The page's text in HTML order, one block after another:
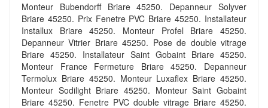
Monteur Bubendorff Briare 45250. Depanneur Solyver
Briare 45250. Prix Fenetre PVC Briare 45250. Installateur
Installux Briare 45250. Monteur Profel Briare 45250.
Depanneur Vitrier Briare 45250. Pose de double vitrage
Briare 45250. Installateur Saint Gobaint Briare 45250.
Monteur France Fermeture Briare 45250. Depanneur
Termolux Briare 45250. Monteur Luxaflex Briare 45250.
Monteur Sodilight Briare 45250. Monteur Saint Gobaint
Briare 45250. Fenetre PVC double vitrage Briare 45250.